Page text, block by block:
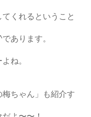
くれるということ
あります。
ね。
ちゃん」も紹介す